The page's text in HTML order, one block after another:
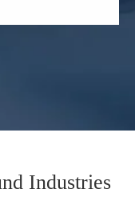
Industries